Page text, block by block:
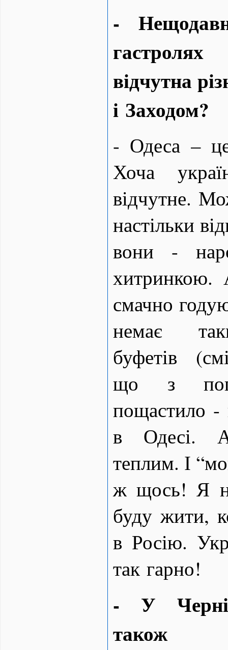
-
відчутна
і Заходом?
- Одеса –
Хоча
відчутне.
настільки
вони -
хитринкою.
смачно
немає
буфетів
що з
пощастило
в Одесі.
теплим. І
ж щось! Я
буду жити,
в Росію.
так гарно!
- У
також